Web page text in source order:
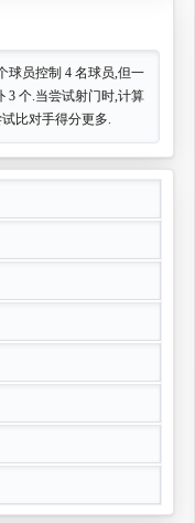
球员控制 4 名球员,但一
3 个.当尝试射门时,计算
比对手得分更多.